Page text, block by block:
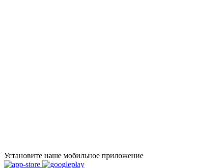
Установите наше мобильное приложение